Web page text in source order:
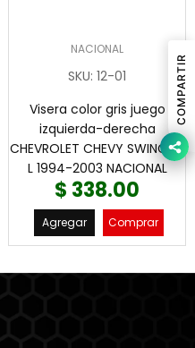
NACIONAL
SKU: 12-01
Visera color gris juego
izquierda-derecha
CHEVROLET CHEVY SWING 1.6
L 1994-2003 NACIONAL
$ 338.00
Agregar Comprar
COMPARTIR